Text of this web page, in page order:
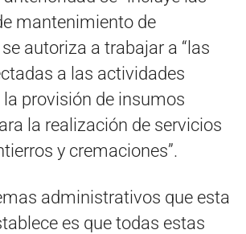
mantenimiento de
autoriza a trabajar a “las
a las actividades
provisión de insumos
la realización de servicios
y cremaciones”.
administrativos que esta
es que todas estas